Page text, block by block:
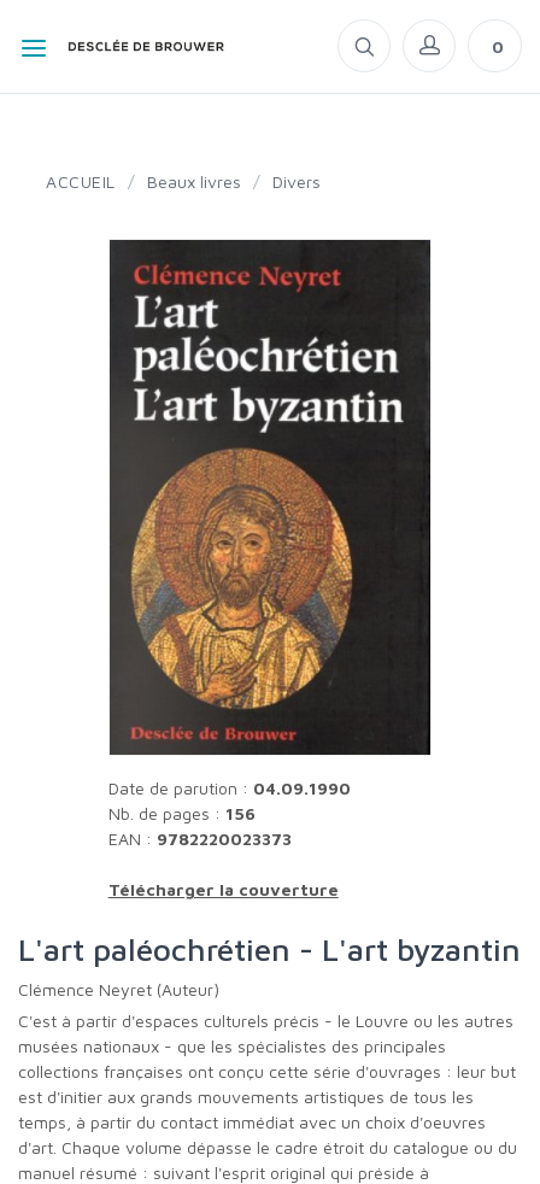
0
ACCUEIL / Beaux livres / Divers
Date de parution : 04.09.1990
Nb. de pages : 156
EAN : 9782220023373
Télécharger la couverture
L'art paléochrétien - L'art byzantin
Clémence Neyret (Auteur)
C'est à partir d'espaces culturels précis - le Louvre ou les autres
musées nationaux - que les spécialistes des principales
collections françaises ont conçu cette série d'ouvrages : leur but
est d'initier aux grands mouvements artistiques de tous les
temps, à partir du contact immédiat avec un choix d'oeuvres
d'art. Chaque volume dépasse le cadre étroit du catalogue ou du
manuel résumé : suivant l'esprit original qui préside à